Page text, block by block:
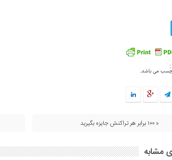
Telegram
می باشد.
« ۱۰۰ برابر هر تراکنش جایزه بگیرید
مشابه